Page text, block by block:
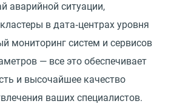
аварийной ситуации,
в дата‑центрах уровня
мониторинг систем и сервисов
— все это обеспечивает
и высочайшее качество
ваших специалистов.